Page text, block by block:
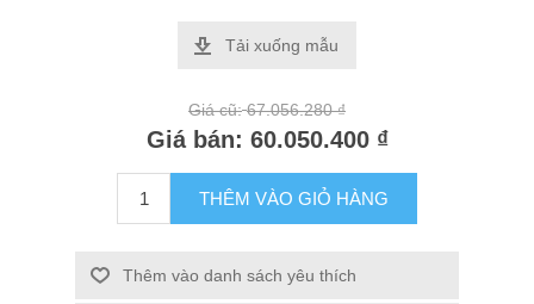
Tải xuống mẫu
Giá cũ: 67.056.280 ₫
Giá bán: 60.050.400 ₫
THÊM VÀO GIỎ HÀNG
Thêm vào danh sách yêu thích